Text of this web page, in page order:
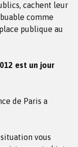
cachent leur
comme
publique au
est un jour
de Paris a
vous